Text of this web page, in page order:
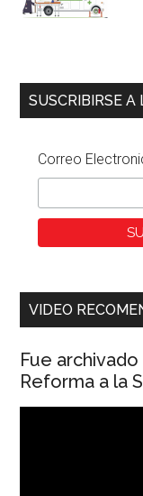
SUSCRIBIRSE A
Correo
VIDEO
Fue
Reforma a la